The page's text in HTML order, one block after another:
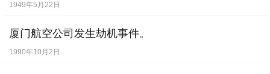
1949年5月22日
厦门航空公司发生劫机事件。
1990年10月2日